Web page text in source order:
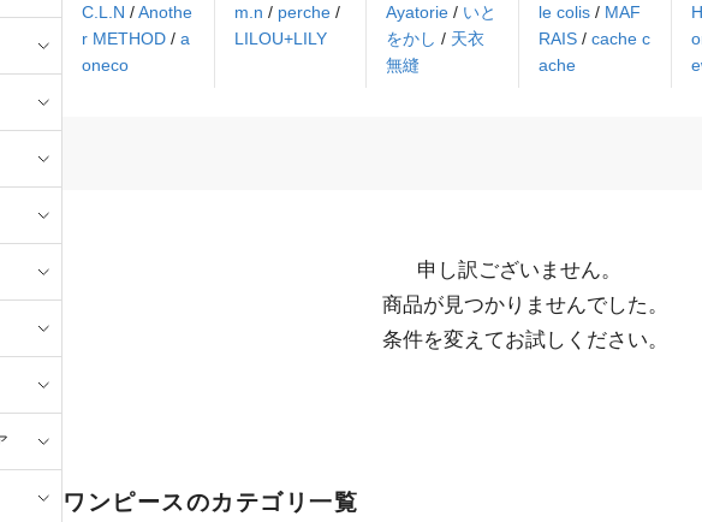
C.L.N /Anothe
r METHOD / a
oneco
m.n / perche /
LILOU+LILY
Ayatorie/ いと
をかし/ 天衣
無縫
le colis / MAF
RAIS / cache c
ache
申し訳ございません。
  条件を変えてお試しください。
ワンピースのカテゴリ一覧